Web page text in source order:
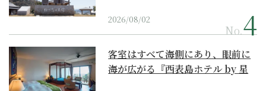
2026/08/02
No.
客室はすべて海側にあり、眼前に
海が広がる『西表島ホテル by 星